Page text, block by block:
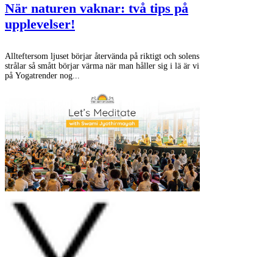
När naturen vaknar: två tips på
upplevelser!
Allteftersom ljuset börjar återvända på riktigt och solens
strålar så smått börjar värma när man håller sig i lä är vi
på Yogatrender nog...